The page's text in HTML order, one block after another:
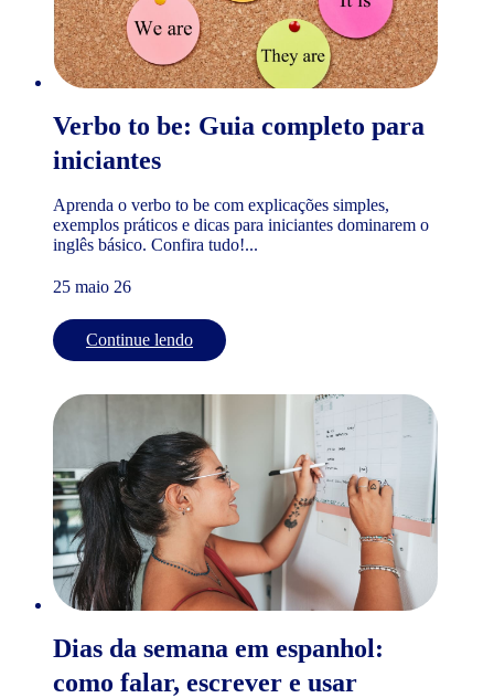
Verbo to be: Guia completo para
iniciantes
Aprenda o verbo to be com explicações simples,
exemplos práticos e dicas para iniciantes dominarem o
inglês básico. Confira tudo!...
25 maio 26
Continue lendo
Dias da semana em espanhol:
como falar, escrever e usar